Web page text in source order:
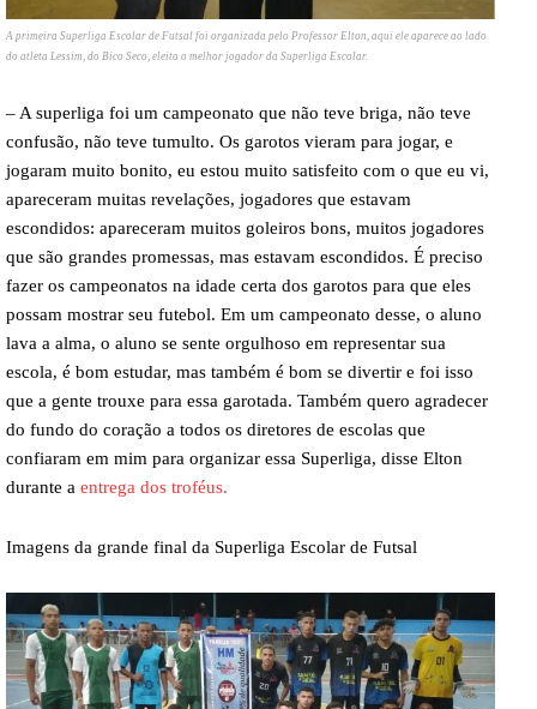
A primeira Superliga Escolar de Futsal foi organizada pelo Professor Elton, aqui ele aparece ao lado
do atleta Lessim, do Bico Seco, eleito o melhor jogador da Superliga Escolar.
– A superliga foi um campeonato que não teve briga, não teve
confusão, não teve tumulto. Os garotos vieram para jogar, e
jogaram muito bonito, eu estou muito satisfeito com o que eu vi,
apareceram muitas revelações, jogadores que estavam
escondidos: apareceram muitos goleiros bons, muitos jogadores
que são grandes promessas, mas estavam escondidos. É preciso
fazer os campeonatos na idade certa dos garotos para que eles
possam mostrar seu futebol. Em um campeonato desse, o aluno
lava a alma, o aluno se sente orgulhoso em representar sua
escola, é bom estudar, mas também é bom se divertir e foi isso
que a gente trouxe para essa garotada. Também quero agradecer
do fundo do coração a todos os diretores de escolas que
confiaram em mim para organizar essa Superliga, disse Elton
durante a entrega dos troféus.
Imagens da grande final da Superliga Escolar de Futsal